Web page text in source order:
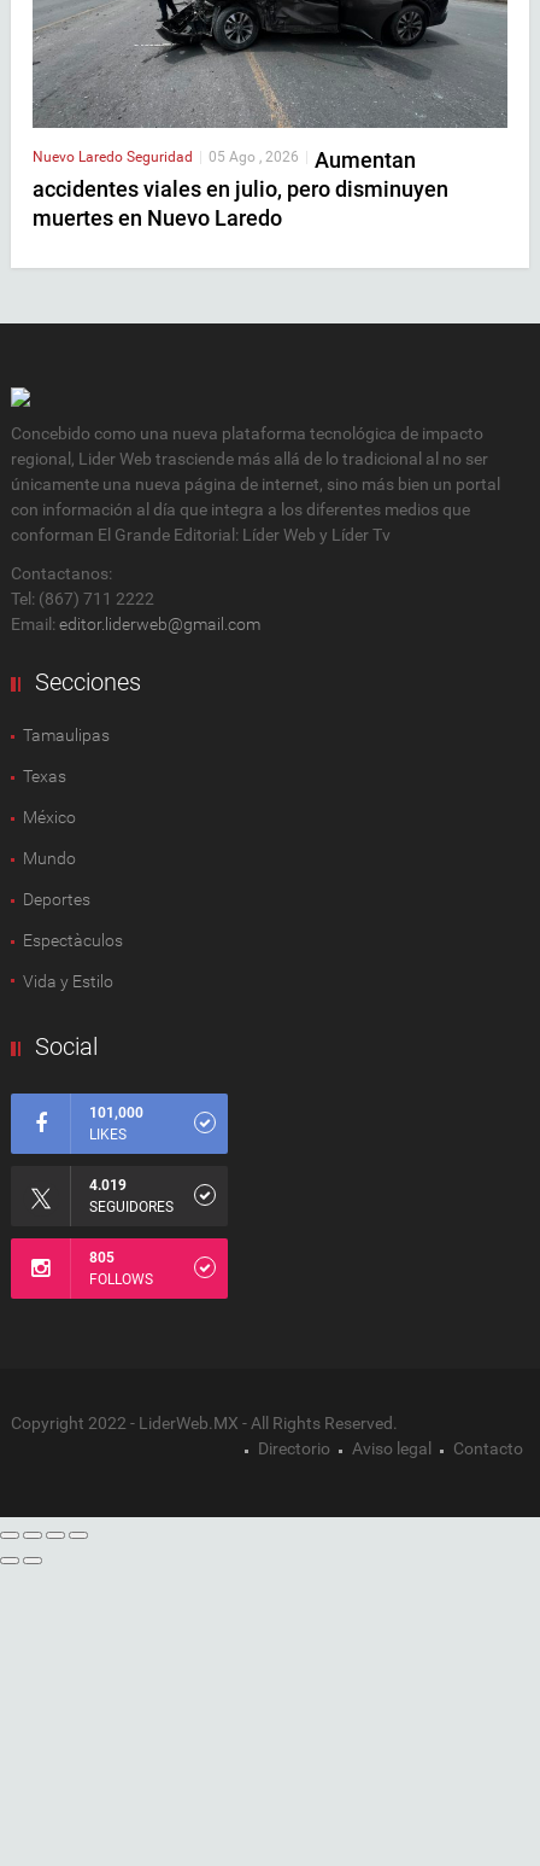
Nuevo Laredo Seguridad 05 Ago , 2026
Aumentan
accidentes viales en julio, pero disminuyen
muertes en Nuevo Laredo
Concebido como una nueva plataforma tecnológica de impacto
regional, Lider Web trasciende más allá de lo tradicional al no ser
únicamente una nueva página de internet, sino más bien un portal
con información al día que integra a los diferentes medios que
conforman El Grande Editorial: Líder Web y Líder Tv
Contactanos:
Tel: (867) 711 2222
Email: editor.liderweb@gmail.com
Secciones
Tamaulipas
Texas
México
Mundo
Deportes
Espectàculos
Vida y Estilo
Social
101,000
LIKES
4.019
SEGUIDORES
805
FOLLOWS
Copyright 2022 - LiderWeb.MX - All Rights Reserved.
Directorio
Aviso legal Contacto